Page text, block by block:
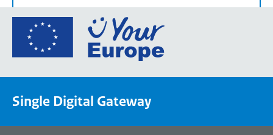
Ga
de
een
Single Digital Gateway